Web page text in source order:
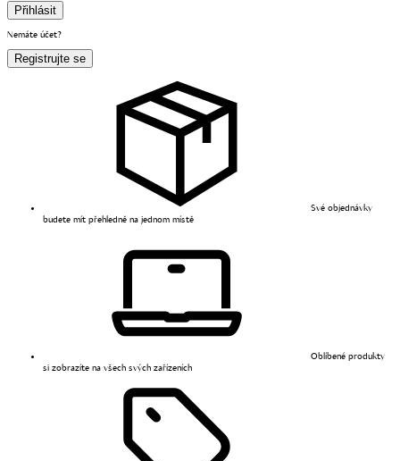
Přihlásit
Nemáte účet?
Registrujte se
Své objednávky
budete mít přehledně na jednom místě
Oblíbené produkty
si zobrazíte na všech svých zařízeních